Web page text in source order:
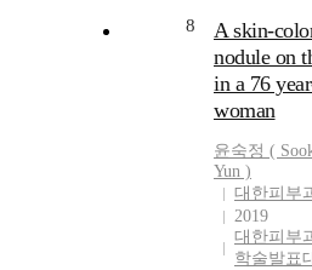
8
A skin-
nodule on
in a 76
woman
윤숙정 (
Yun )
대한피부
2019
대한피부
학술발표